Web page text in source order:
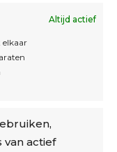
Altijd actief
elkaar
van actief